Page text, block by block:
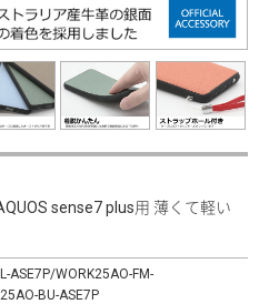
sense7 plus用 薄くて軽い
ASE7P/WORK25AO-FM-
BU-ASE7P